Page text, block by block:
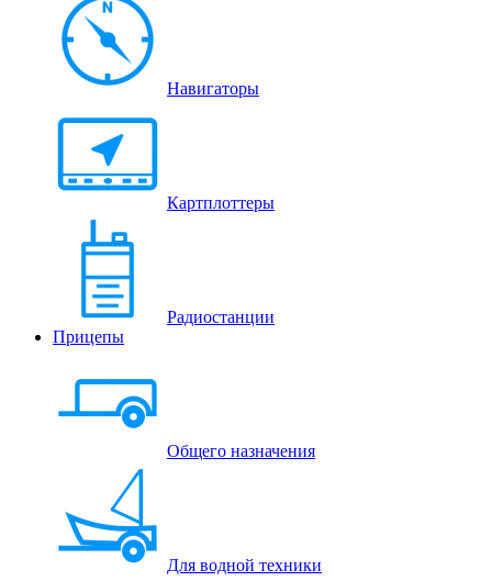
Навигаторы
Картплоттеры
Радиостанции
Прицепы
Общего назначения
Для водной техники